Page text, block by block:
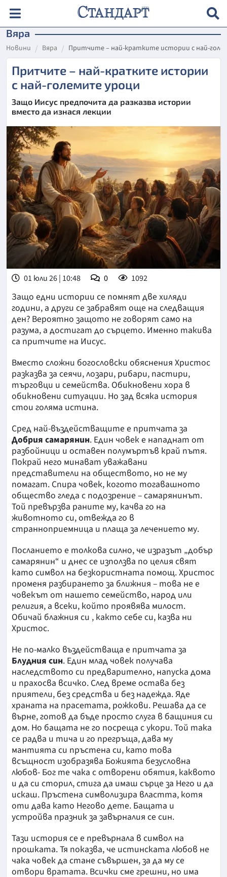
Вяра
Новини Вяра Притчите – най-кратките истории с най-
Притчите – най-кратките истории
с най-големите уроци
Защо Иисус предпочита да разказва истории
вместо да изнася лекции
01 юли 26 | 10:48 0 1092
Защо едни истории се помнят две хиляди
години, а други се забравят още на следващия
ден? Вероятно защото не говорят само на
разума, а достигат до сърцето. Именно такива
са притчите на Иисус.
Вместо сложни богословски обяснения Христос
разказва за сеячи, лозари, рибари, пастири,
търговци и семейства. Обикновени хора в
обикновени ситуации. Но зад всяка история
стои голяма истина.
Сред най-въздействащите е притчата за
Добрия самарянин. Един човек е нападнат от
разбойници и оставен полумъртъв край пътя.
Покрай него минават уважавани
представители на обществото, но не му
помагат. Спира човек, когото тогавашното
общество гледа с подозрение – самарянинът.
Той превързва раните му, качва го на
животното си, отвежда го в
странноприемница и плаща за лечението му.
Посланието е толкова силно, че изразът „добър
самарянин“ и днес се използва по целия свят
като символ на безкористната помощ. Христос
променя разбирането за ближния – това не е
човекът от нашето семейство, народ или
религия, а всеки, който проявява милост.
Обичай блажния си , както себе си, казва ни
Христос.
Не по-малко въздействаща е притчата за
Блудния син. Един млад човек получава
наследството си предварително, напуска дома
и прахосва всичко. След време остава без
приятели, без средства и без надежда. Яде
храната на прасетата, рожкови. Решава да се
върне, готов да бъде просто слуга в бащиния си
дом. Но бащата не го посреща с укори. Той така
се радва и тича и го прегръща, дава му
мантията си пръстена си, като това
всъщност изобразява Божията безусловна
любов- Бог те чака с отворени обятия, каквото
и да си сторил, стига да имаш сърце за Него и да
искаш. Пръстена символизира властта, котя
оти дава като Негово дете. Бащата и
устройва празник за завърналия се син.
Тази история се е превърнала в символ на
прошката. Тя показва, че истинската любов не
чака човек да стане съвършен, за да му се
отвори вратата. Всички сме грешни, но има